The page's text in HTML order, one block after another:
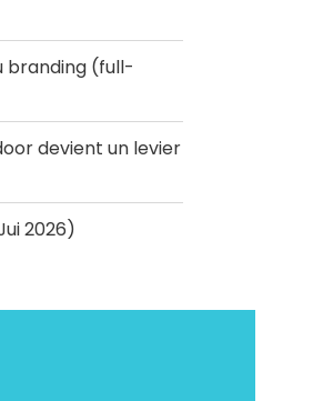
(full-
devient un levier
2026)